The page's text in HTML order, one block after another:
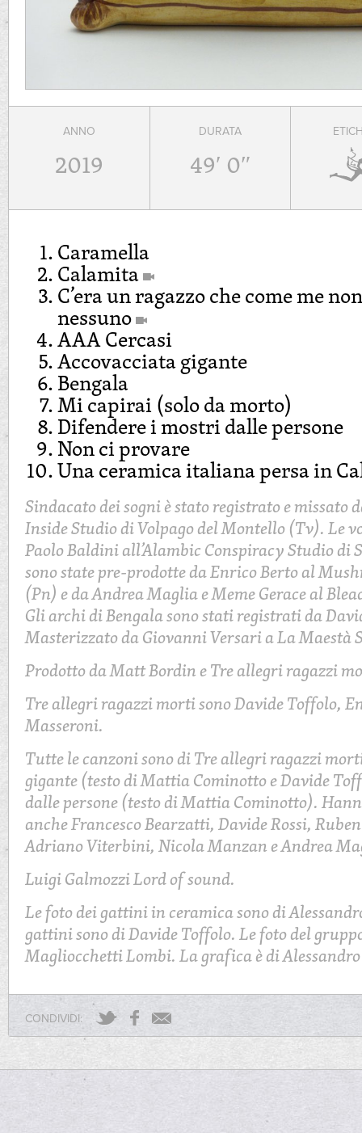
ANNO
2019
DURATA
49′ 0″
Caramella
Calamita
C’era un ragazzo che come me
nessuno
AAA Cercasi
Accovacciata gigante
Bengala
Mi capirai (solo da morto)
Difendere i mostri dalle persone
Non ci provare
Una ceramica italiana persa in
Sindacato dei sogni è stato registrato e missato
Inside Studio di Volpago del Montello (Tv). Le
Paolo Baldini all’Alambic Conspiracy Studio di
sono state pre-prodotte da Enrico Berto al
(Pn) e da Andrea Maglia e Meme Gerace al
Gli archi di Bengala sono stati registrati da
Masterizzato da Giovanni Versari a La Maestà
Prodotto da Matt Bordin e Tre allegri ragazzi
Tre allegri ragazzi morti sono Davide Toffolo,
Masseroni.
Tutte le canzoni sono di Tre allegri ragazzi
gigante (testo di Mattia Cominotto e Davide
dalle persone (testo di Mattia Cominotto).
anche Francesco Bearzatti, Davide Rossi,
Adriano Viterbini, Nicola Manzan e Andrea
Luigi Galmozzi Lord of sound.
Le foto dei gattini in ceramica sono di
gattini sono di Davide Toffolo. Le foto del
Magliocchetti Lombi. La grafica è di
CONDIVIDI: